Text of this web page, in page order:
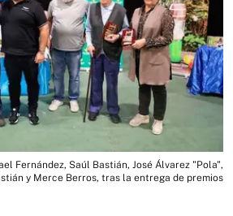
Fernández, Saúl Bastián, José Álvarez "Pola",
y Merce Berros, tras la entrega de premios